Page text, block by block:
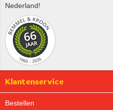
Nederland!
Klantenservice
Bestellen